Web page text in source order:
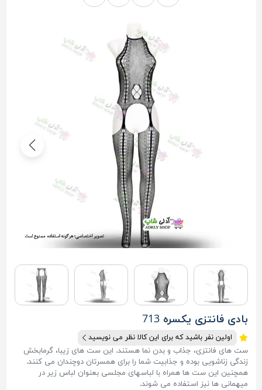
بادی فانتزی یکسره 713
اولین نفر باشید که برای این کالا نظر می نویسید
ست های فانتزی، جذاب و بدن نما هستند. این ست های زیبا، گرمابخش
زندگی زناشویی بوده و جذابیت شما را برای همسرتان دوچندان می کنند.
همچنین این ست ها همراه با لباسهای مجلسی بعنوان لباس زیر در
میهمانی ها نیز استفاده می شوند.